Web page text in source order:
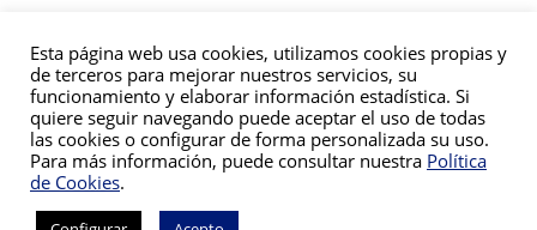
Aviso Legal|Política de Privacidad |Política de
Diseñado porAsesores Internet
Esta página web usa cookies, utilizamos cookies propias y
de terceros para mejorar nuestros servicios, su
funcionamiento y elaborar información estadística. Si
quiere seguir navegando puede aceptar el uso de todas
las cookies o configurar de forma personalizada su uso.
Para más información, puede consultar nuestra Política
de Cookies.